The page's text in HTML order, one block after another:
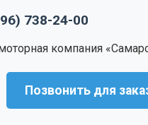
738-24-00
компания
Позвонить для